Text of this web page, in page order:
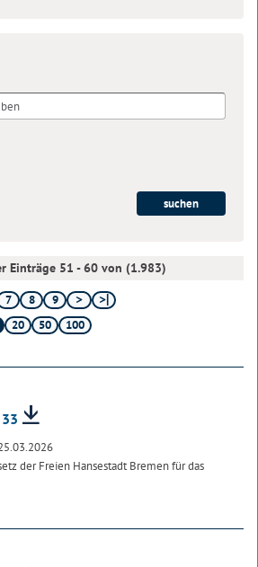
Einträge 51 - 60 von (1.983)
7 8
9
20 50 100
der Freien Hansestadt Bremen für das